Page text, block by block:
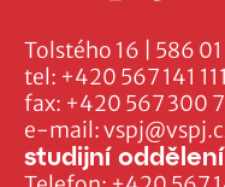
Tolstého 16 | 586
tel: +420 567 141 111
fax: +420 567 300
e-mail:
studijní oddělení